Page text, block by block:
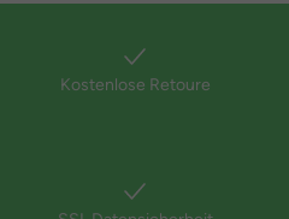
Kostenlose Retoure